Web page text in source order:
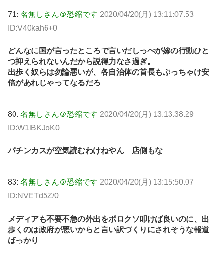
71: 名無しさん＠恐縮です 2020/04/20(月) 13:11:07.53
ID:V40kah6+0
どんなに国が言ったところで言いだしっぺが嫁の行動ひと
つ抑えられないんだから説得力なさ過ぎ。
出歩く奴らは勿論悪いが、各自治体の首長もぶっちゃけ安
倍があれじゃってなるだろ
80: 名無しさん＠恐縮です 2020/04/20(月) 13:13:38.29
ID:W1lBKJoK0
パチンカスが空気読むわけねやん 店側もな
83: 名無しさん＠恐縮です 2020/04/20(月) 13:15:50.07
ID:NVETd5Z/0
メディアも不要不急の外出をボロクソ叩けば良いのに、出
歩くのは政府が悪いからと言い訳づくりにされそうな報道
ばっかり